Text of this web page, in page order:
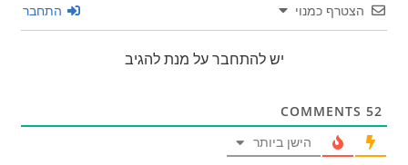
הצטרף כמנוי התחבר
יש להתחבר על מנת להגיב
52
הישן ביותר